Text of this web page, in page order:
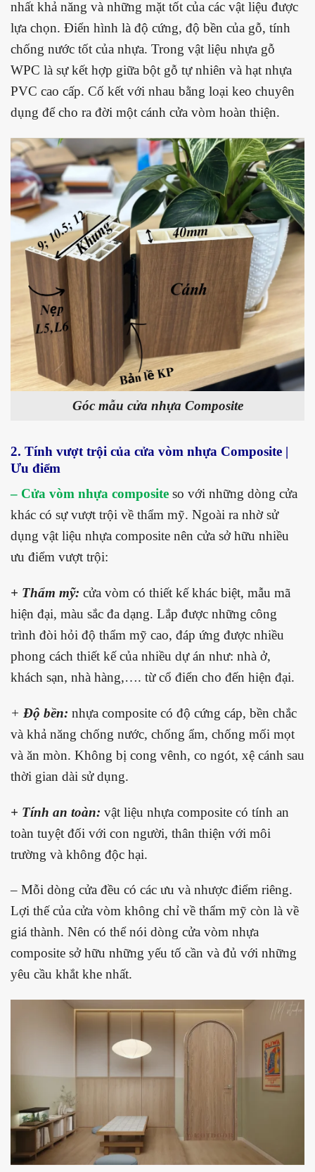
nhất khả năng và những mặt tốt của các vật liệu được
lựa chọn. Điển hình là độ cứng, độ bền của gỗ, tính
chống nước tốt của nhựa. Trong vật liệu nhựa gỗ
WPC là sự kết hợp giữa bột gỗ tự nhiên và hạt nhựa
PVC cao cấp. Cố kết với nhau bằng loại keo chuyên
dụng để cho ra đời một cánh cửa vòm hoàn thiện.
Góc mẫu cửa nhựa Composite
2. Tính vượt trội của cửa vòm nhựa Composite |
Ưu điểm
– Cửa vòm nhựa composite so với những dòng cửa
khác có sự vượt trội về thẩm mỹ. Ngoài ra nhờ sử
dụng vật liệu nhựa composite nên cửa sở hữu nhiều
ưu điểm vượt trội:
+ Thẩm mỹ: cửa vòm có thiết kế khác biệt, mẫu mã
hiện đại, màu sắc đa dạng. Lắp được những công
trình đòi hỏi độ thẩm mỹ cao, đáp ứng được nhiều
phong cách thiết kế của nhiều dự án như: nhà ở,
khách sạn, nhà hàng,…. từ cổ điển cho đến hiện đại.
+ Độ bền: nhựa composite có độ cứng cáp, bền chắc
và khả năng chống nước, chống ẩm, chống mối mọt
và ăn mòn. Không bị cong vênh, co ngót, xệ cánh sau
thời gian dài sử dụng.
+ Tính an toàn: vật liệu nhựa composite có tính an
toàn tuyệt đối với con người, thân thiện với môi
trường và không độc hại.
– Mỗi dòng cửa đều có các ưu và nhược điểm riêng.
Lợi thế của cửa vòm không chỉ về thẩm mỹ còn là về
giá thành. Nên có thể nói dòng cửa vòm nhựa
composite sở hữu những yếu tố cần và đủ với những
yêu cầu khắt khe nhất.